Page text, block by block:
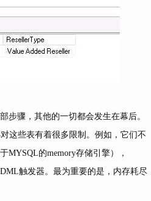
步骤，其他的一切都会发生在幕后。
这些表有着很多限制。例如，它们不
MYSQL的memory存储引擎），
触发器。最为重要的是，内存耗尽